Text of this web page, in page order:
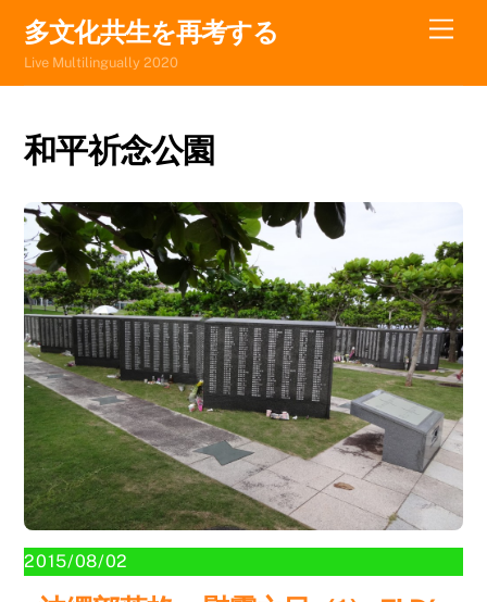
content
多文化共生を再考する
Live Multilingually 2020
和平祈念公園
2015/08/02